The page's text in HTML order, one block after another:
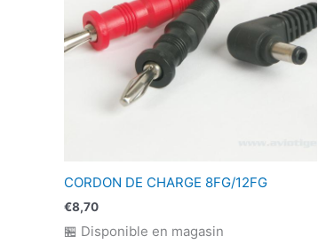
CORDON DE CHARGE 8FG/12FG
€8,70
🏪 Disponible en magasin